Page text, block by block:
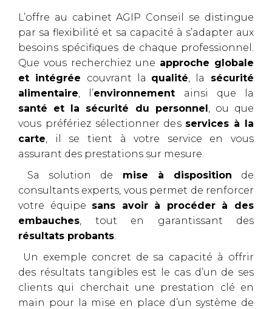
L’offre au cabinet AGIP Conseil se distingue
par sa flexibilité et sa capacité à s’adapter aux
besoins spécifiques de chaque professionnel.
Que vous recherchiez une approche globale
et intégrée couvrant la qualité, la
sécurité
alimentaire, l’environnement ainsi que la
santé et la sécurité du personnel, ou que
vous préfériez sélectionner des services à la
carte, il se tient à votre service en vous
assurant des prestations sur mesure.
Sa solution de mise à disposition de
consultants experts, vous permet de renforcer
votre équipe sans avoir à procéder à des
embauches, tout en garantissant des
résultats probants.
Un exemple concret de sa capacité à offrir
des résultats tangibles est le cas d’un de ses
clients qui cherchait une prestation clé en
main pour la mise en place d’un système de